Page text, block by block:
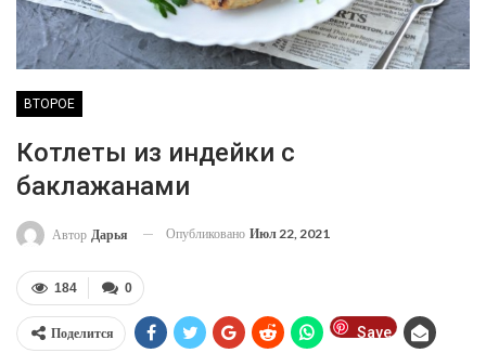
ВТОРОЕ
Котлеты из индейки с
баклажанами
Автор Дарья Опубликовано Июл 22, 2021
0
184
Поделится Save